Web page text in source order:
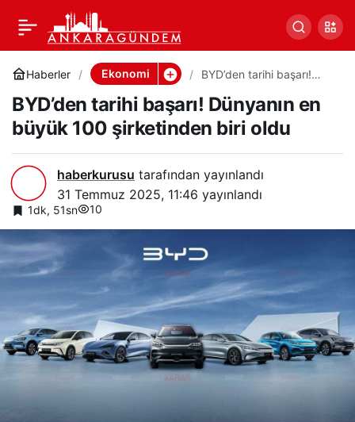
Haberler Ekonomi
BYD’den tarihi başarı!
şirketinden biri oldu
BYD’den tarihi başarı! Dünyanın en
büyük 100 şirketinden biri oldu
haberkurusu tarafından yayınlandı
31 Temmuz 2025, 11:46 yayınlandı
1dk, 51sn 10
BYD’den tarihi başarı!
Dünyanın en büyük 100
şirketinden biri oldu
0 Paylaş